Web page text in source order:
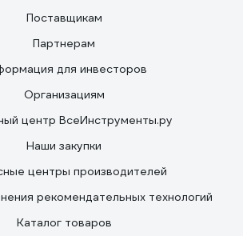
Поставщикам
Партнерам
для инвесторов
Организациям
центр ВсеИнструменты.ру
Наши закупки
центры производителей
рекомендательных технологий
Каталог товаров